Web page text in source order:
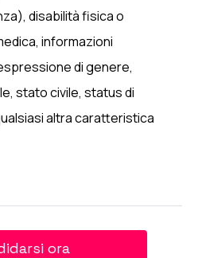
disabilità fisica o
informazioni
di genere,
stato civile, status di
altra caratteristica
ora